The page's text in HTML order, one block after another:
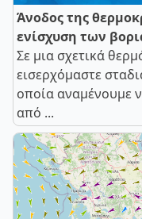
Άνοδος της
ενίσχυση των
Σε μια σχετικά
εισερχόμαστε
οποία αναμένουμε
από ...